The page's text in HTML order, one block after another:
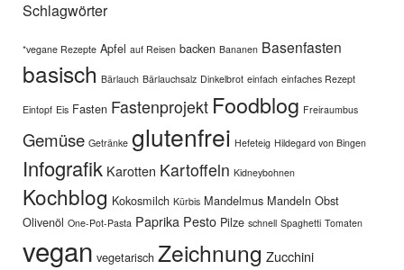
Schlagwörter
*vegane Rezepte Apfel auf Reisen backen Bananen Basenfasten
basisch Bärlauch Bärlauchsalz Dinkelbrot einfach einfaches Rezept
Eintopf Eis Fasten Fastenprojekt Foodblog Freiraumbus
Gemüse Getränke glutenfrei Hefeteig Hildegard von Bingen
Infografik Karotten Kartoffeln Kidneybohnen
Kochblog Kokosmilch Kürbis Mandelmus Mandeln Obst
Olivenöl One-Pot-Pasta Paprika Pesto Pilze schnell Spaghetti Tomaten
vegan vegetarisch Zeichnung Zucchini